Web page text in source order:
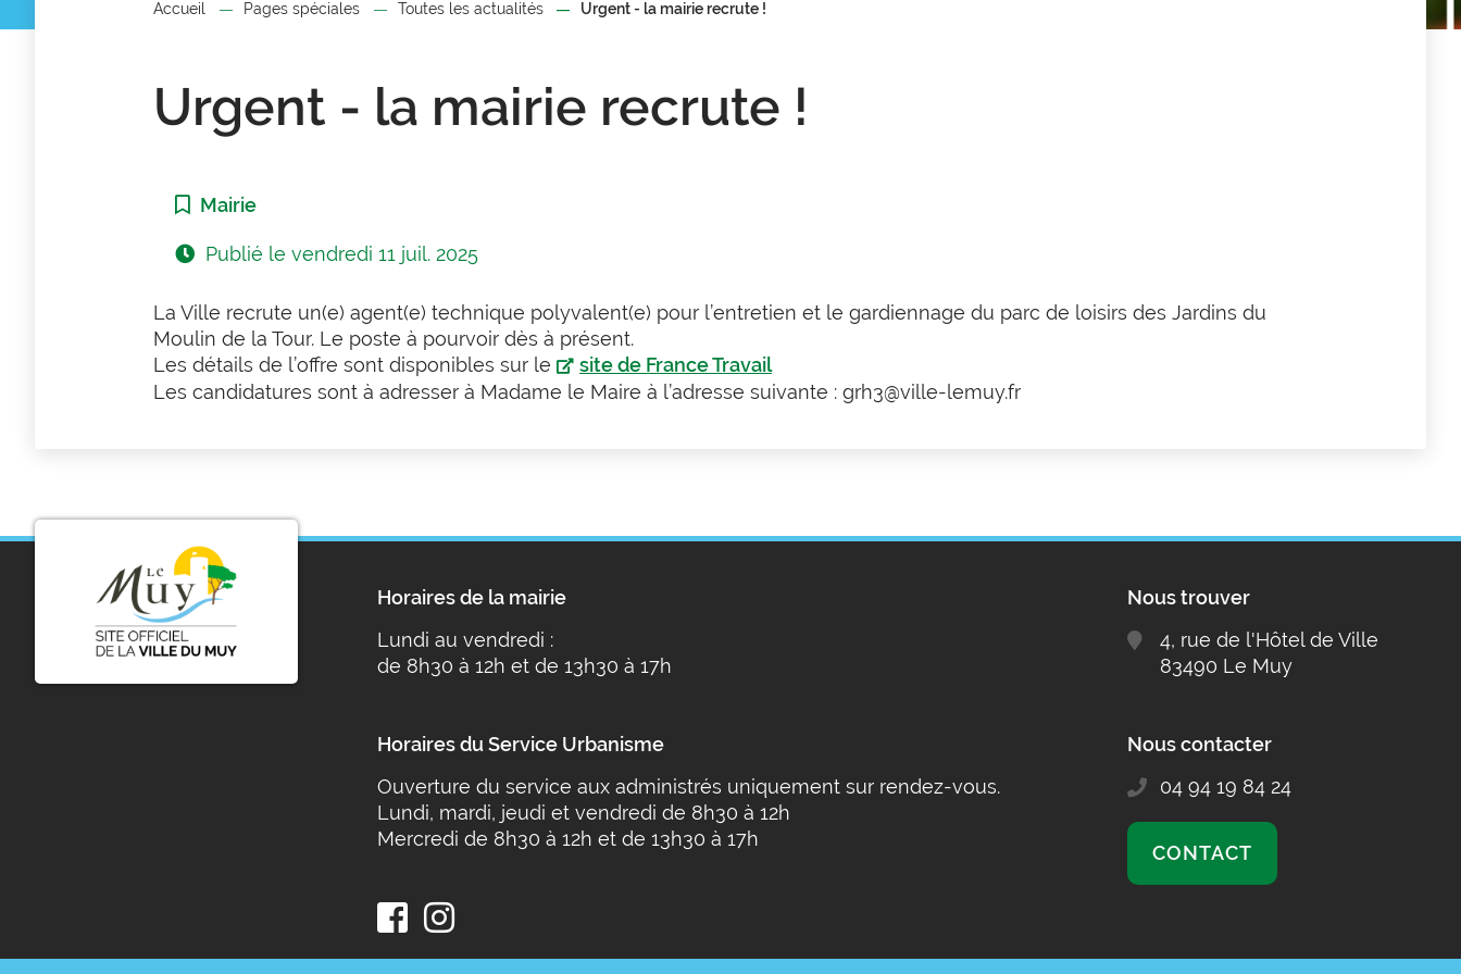
Accueil Pages spéciales Toutes les actualités Urgent - la mairie recrute !
Urgent - la mairie recrute !
Catégorie :
Mairie
Publié levendredi 11 juil. 2025
La Ville recrute un(e) agent(e) technique polyvalent(e) pour l’entretien et le gardiennage du parc de loisirsdes Jardins du
Moulin de la Tour. Le poste à pourvoir dès à présent.
Les détails de l’offre sont disponibles sur le
site de France Travail
Les candidatures sont à adresser à Madame le Maire à l’adresse suivante : grh3@ville-lemuy.fr
Horaires de la mairie
Lundi au vendredi :
de 8h30 à 12h et de 13h30 à 17h
Horaires du Service Urbanisme
Ouverture du service aux administrés uniquement sur rendez-vous.
Lundi, mardi, jeudi et vendredi de 8h30 à 12h
Mercredi de 8h30 à 12h et de 13h30 à 17h
Nous trouver
4, rue de l'Hôtel de Ville
83490 Le Muy
Nous contacter
04 94 19 84 24
CONTACT